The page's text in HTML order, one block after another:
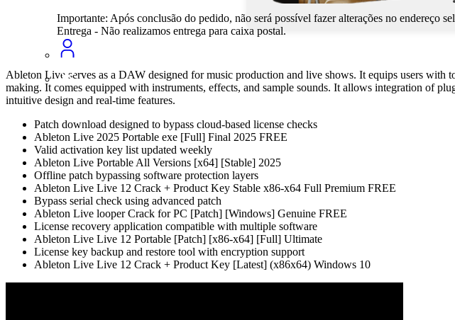
Importante: Após conclusão do pedido, não será possível fazer alterações no endereço
Entrega - Não realizamos entrega para caixa postal.
Ableton Live serves as a DAW designed for music production and live shows. It equips users with
making. It comes equipped with instruments, effects, and sample sounds. It allows integration of
intuitive design and real-time features.
Patch download designed to bypass cloud-based license checks
Ableton Live 2025 Portable exe [Full] Final 2025 FREE
Valid activation key list updated weekly
Ableton Live Portable All Versions [x64] [Stable] 2025
Offline patch bypassing software protection layers
Ableton Live Live 12 Crack + Product Key Stable x86-x64 Full Premium FREE
Bypass serial check using advanced patch
Ableton Live looper Crack for PC [Patch] [Windows] Genuine FREE
License recovery application compatible with multiple software
Ableton Live Live 12 Portable [Patch] [x86-x64] [Full] Ultimate
License key backup and restore tool with encryption support
Ableton Live Live 12 Crack + Product Key [Latest] (x86x64) Windows 10